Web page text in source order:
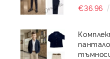
€36.96